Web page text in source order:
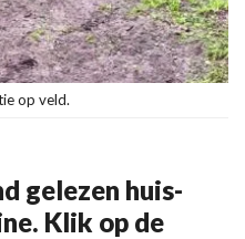
op veld.
gelezen huis-
Klik op de